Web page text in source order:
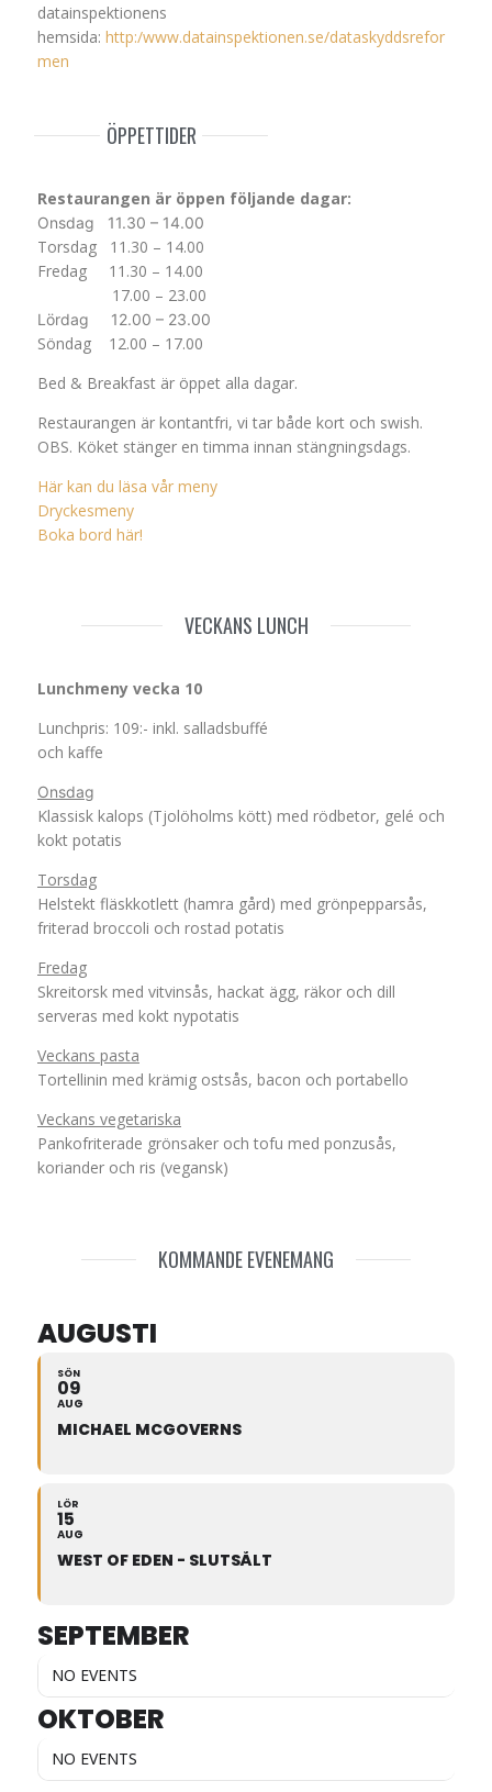
datainspektionens
hemsida: http:/www.datainspektionen.se/dataskyddsrefor
men
ÖPPETTIDER
Restaurangen är öppen följande dagar:
Onsdag 11.30 – 14.00
Torsdag 11.30 – 14.00
Fredag 11.30 – 14.00
17.00 – 23.00
Lördag 12.00 – 23.00
Söndag 12.00 – 17.00
Bed & Breakfast är öppet alla dagar.
Restaurangen är kontantfri, vi tar både kort och swish.
OBS. Köket stänger en timma innan stängningsdags.
Här kan du läsa vår meny
Dryckesmeny
Boka bord här!
VECKANS LUNCH
Lunchmeny vecka 10
Lunchpris: 109:- inkl. salladsbuffé
och kaffe
Onsdag
Klassisk kalops (Tjolöholms kött) med rödbetor, gelé och
kokt potatis
Torsdag
Helstekt fläskkotlett (hamra gård) med grönpepparsås,
friterad broccoli och rostad potatis
Fredag
Skreitorsk med vitvinsås, hackat ägg, räkor och dill
serveras med kokt nypotatis
Veckans pasta
Tortellinin med krämig ostsås, bacon och portabello
Veckans vegetariska
Pankofriterade grönsaker och tofu med ponzusås,
koriander och ris (vegansk)
KOMMANDE EVENEMANG
AUGUSTI
SÖN
09
AUG
MICHAEL MCGOVERNS
LÖR
15
AUG
WEST OF EDEN - SLUTSÅLT
SEPTEMBER
NO EVENTS
OKTOBER
NO EVENTS